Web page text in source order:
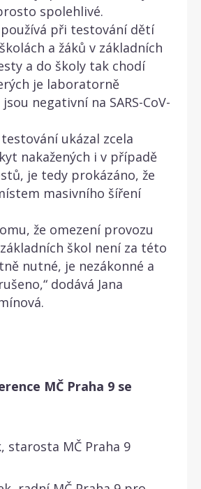
spolehlivé.
používá při testování dětí
a žáků v základních
a do školy tak chodí
je laboratorně
negativní na SARS-CoV-
ukázal zcela
nakažených i v případě
je tedy prokázáno, že
masivního šíření
že omezení provozu
škol není za této
nutné, je nezákonné a
dodává Jana
MČ Praha 9 se
starosta MČ Praha 9